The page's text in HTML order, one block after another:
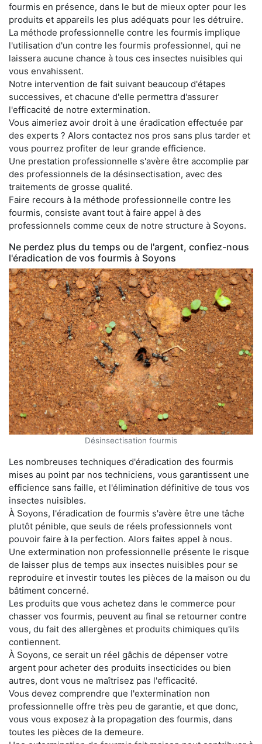
fourmis en présence, dans le but de mieux opter pour les
produits et appareils les plus adéquats pour les détruire.
La méthode professionnelle contre les fourmis implique
l'utilisation d'un contre les fourmis professionnel, qui ne
laissera aucune chance à tous ces insectes nuisibles qui
vous envahissent.
Notre intervention de fait suivant beaucoup d'étapes
successives, et chacune d'elle permettra d'assurer
l'efficacité de notre extermination.
Vous aimeriez avoir droit à une éradication effectuée par
des experts ? Alors contactez nos pros sans plus tarder et
vous pourrez profiter de leur grande efficience.
Une prestation professionnelle s'avère être accomplie par
des professionnels de la désinsectisation, avec des
traitements de grosse qualité.
Faire recours à la méthode professionnelle contre les
fourmis, consiste avant tout à faire appel à des
professionnels comme ceux de notre structure à Soyons.
Ne perdez plus du temps ou de l'argent, confiez-nous
l'éradication de vos fourmis à Soyons
Désinsectisation fourmis
Les nombreuses techniques d'éradication des fourmis
mises au point par nos techniciens, vous garantissent une
efficience sans faille, et l'élimination définitive de tous vos
insectes nuisibles.
À Soyons, l'éradication de fourmis s'avère être une tâche
plutôt pénible, que seuls de réels professionnels vont
pouvoir faire à la perfection. Alors faites appel à nous.
Une extermination non professionnelle présente le risque
de laisser plus de temps aux insectes nuisibles pour se
reproduire et investir toutes les pièces de la maison ou du
bâtiment concerné.
Les produits que vous achetez dans le commerce pour
chasser vos fourmis, peuvent au final se retourner contre
vous, du fait des allergènes et produits chimiques qu'ils
contiennent.
À Soyons, ce serait un réel gâchis de dépenser votre
argent pour acheter des produits insecticides ou bien
autres, dont vous ne maîtrisez pas l'efficacité.
Vous devez comprendre que l'extermination non
professionnelle offre très peu de garantie, et que donc,
vous vous exposez à la propagation des fourmis, dans
toutes les pièces de la demeure.